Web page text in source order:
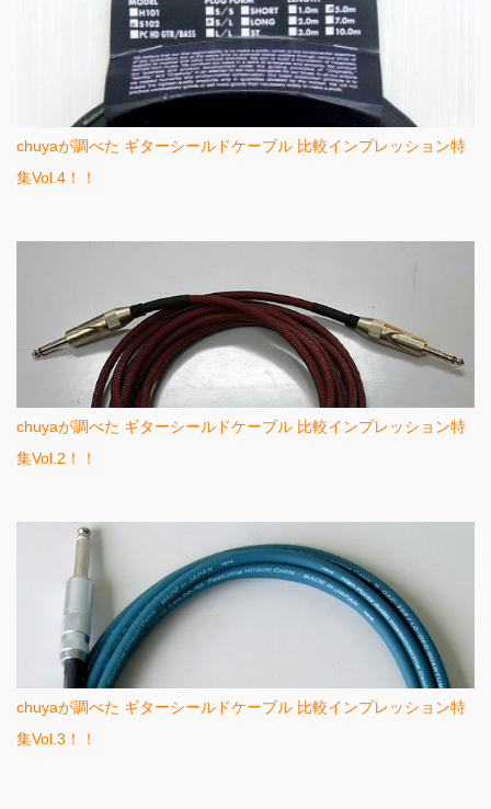
chuyaが調べた ギターシールドケーブル 比較インプレッション特
集Vol.4！！
chuyaが調べた ギターシールドケーブル 比較インプレッション特
集Vol.2！！
chuyaが調べた ギターシールドケーブル 比較インプレッション特
集Vol.3！！